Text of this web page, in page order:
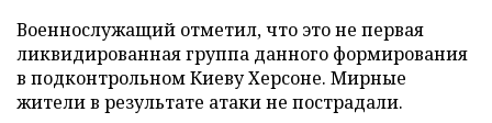
Военнослужащий отметил, что это не первая
ликвидированная группа данного формирования
в подконтрольном Киеву Херсоне. Мирные
жители в результате атаки не пострадали.